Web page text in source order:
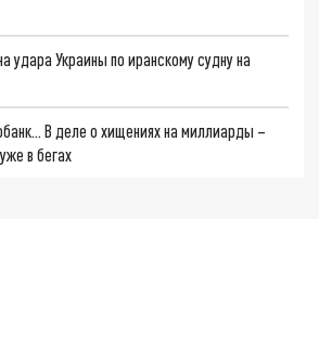
удара Украины по иранскому судну на
В деле о хищениях на миллиарды –
в бегах